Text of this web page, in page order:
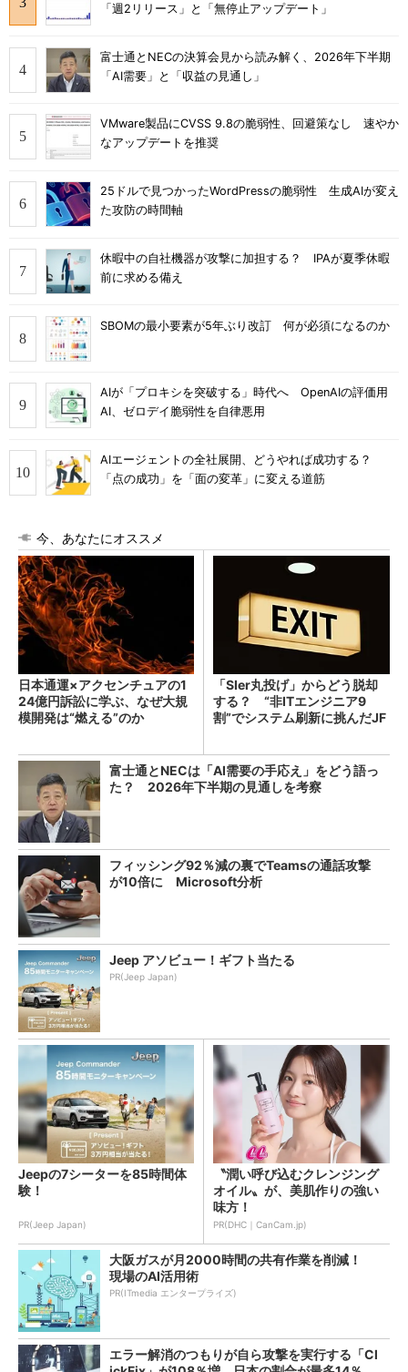
「週2リリース」と「無停止アップデート」
富士通とNECの決算会見から読み解く、2026年下半期
「AI需要」と「収益の見通し」
VMware製品にCVSS 9.8の脆弱性、回避策なし 速やか
なアップデートを推奨
25ドルで見つかったWordPressの脆弱性 生成AIが変え
た攻防の時間軸
休暇中の自社機器が攻撃に加担する？ IPAが夏季休暇
前に求める備え
SBOMの最小要素が5年ぶり改訂 何が必須になるのか
AIが「プロキシを突破する」時代へ OpenAIの評価用
AI、ゼロデイ脆弱性を自律悪用
AIエージェントの全社展開、どうやれば成功する？
「点の成功」を「面の変革」に変える道筋
今、あなたにオススメ
日本通運×アクセンチュアの1
24億円訴訟に学ぶ、なぜ大規
模開発は“燃える”のか
「SIer丸投げ」からどう脱却
する？ “非ITエンジニア9
割”でシステム刷新に挑んだJF
富士通とNECは「AI需要の手応え」をどう語っ
た？ 2026年下半期の見通しを考察
フィッシング92％減の裏でTeamsの通話攻撃
が10倍に Microsoft分析
Jeep アソビュー！ギフト当たる
PR(Jeep Japan)
Jeepの7シーターを85時間体
験！
PR(Jeep Japan)
〝潤い呼び込むクレンジング
オイル〟が、美肌作りの強い
味方！
PR(DHC｜CanCam.jp)
大阪ガスが月2000時間の共有作業を削減！
現場のAI活用術
PR(ITmedia エンタープライズ)
エラー解消のつもりが自ら攻撃を実行する「Cl